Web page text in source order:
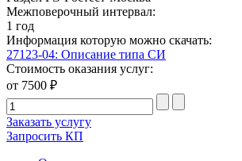
Межповерочный интервал:
1 год
Информация которую можно скачать:
27123-04: Описание типа СИ
Стоимость оказания услуг:
от 7500 ₽
Заказать услугу
Запросить КП